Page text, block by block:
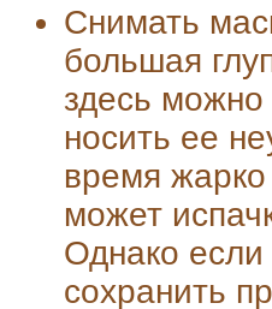
Снимать
большая
здесь
носить ее
время
может
Однако если
сохранить